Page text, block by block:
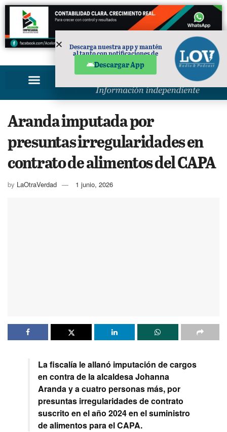
PUBLICIDAD
Aranda imputada por
presuntas irregularidades en
contrato de alimentos del CAPA
by LaOtraVerdad 1 junio, 2026
La fiscalía le allanó imputación de cargos
en contra de la alcaldesa Johanna
Aranda y a cuatro personas más, por
presuntas irregularidades de contrato
suscrito en el año 2024 en el suministro
de alimentos para el CAPA.
Descarga nuestra app y mantén
al tanto con notificaciones de
Descargar App